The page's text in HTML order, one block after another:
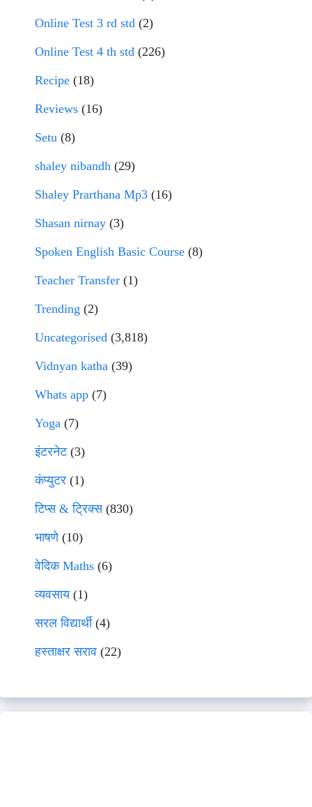
Online Test 3 rd std (2)
Online Test 4 th std (226)
Recipe (18)
Reviews (16)
Setu (8)
shaley nibandh (29)
Shaley Prarthana Mp3 (16)
Shasan nirnay (3)
Spoken English Basic Course (8)
Teacher Transfer (1)
Trending (2)
Uncategorised (3,818)
Vidnyan katha (39)
Whats app (7)
Yoga (7)
इंटरनेट(3)
कंप्युटर (1)
टिप्स & ट्रिक्स(830)
भाषणे(10)
वेदिक Maths (6)
व्यवसाय(1)
सरल विद्यार्थी(4)
हस्ताक्षर सराव (22)